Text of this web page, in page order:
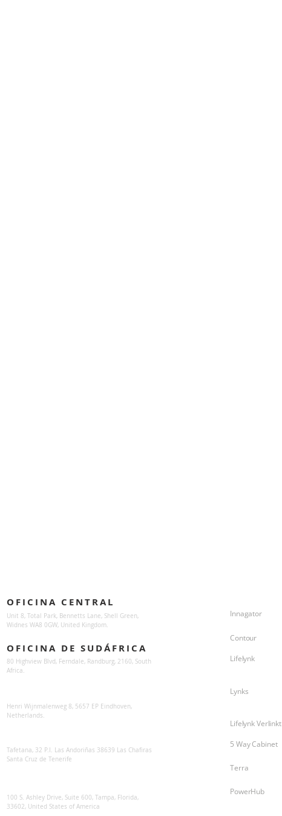
OFICINA CENTRAL
Unit 8, Total Park, Bennetts Lane, Shell Green,
Widnes WA8 0GW, United Kingdom.
OFICINA DE SUDÁFRICA
80 Highview Blvd, Ferndale, Randburg, 2160, South
Africa.
Henri Wijnmalenweg 8, 5657 EP Eindhoven,
Netherlands.
Tafetana, 32 P.I. Las Andoriñas 38639 Las Chafiras
Santa Cruz de Tenerife
100 S. Ashley Drive, Suite 600, Tampa, Florida,
33602, United States of America
Innagator
Contour
Lifelynk
Lynks
Lifelynk Verlinkt
5 Way Cabinet
Terra
PowerHub